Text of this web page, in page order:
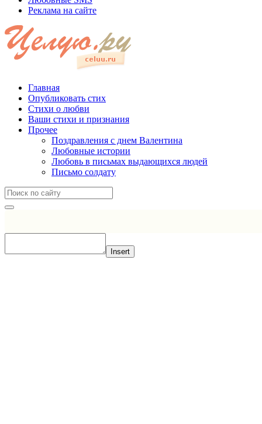
Реклама на сайте
Главная
Опубликовать стих
Стихи о любви
Ваши стихи и признания
Прочее
Поздравления с днем Валентина
Любовные истории
Любовь в письмах выдающихся людей
Письмо солдату
Insert